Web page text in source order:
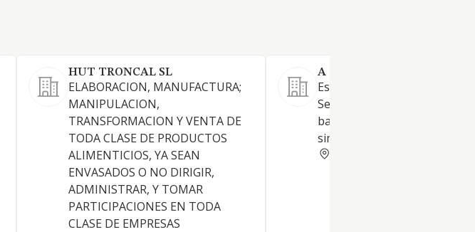
HUT TRONCAL SL
ELABORACION, MANUFACTURA;
MANIPULACION,
TRANSFORMACION Y VENTA DE
TODA CLASE DE PRODUCTOS
ALIMENTICIOS, YA SEAN
ENVASADOS O NO DIRIGIR,
ADMINISTRAR, Y TOMAR
PARTICIPACIONES EN TODA
CLASE DE EMPRESAS
A CASA DA TRIGA SL.
Establecimientos de bebidas.
Servicios de hostelería, tales
bares, cafeterías,
similares